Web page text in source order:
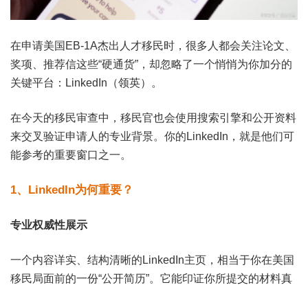
在申请美国EB-1A杰出人才移民时，很多人都会关注论文、
奖项、推荐信这些“硬通货”，却忽略了一个悄悄为你加分的
关键平台：LinkedIn（领英）。
在今天的移民审查中，移民官也会使用搜索引擎和公开资料
来交叉验证申请人的专业背景。你的LinkedIn，就是他们可
能参考的重要窗口之一。
1、LinkedIn为何重要？
专业权威性展示
一个内容详实、结构清晰的LinkedIn主页，相当于你在美国
移民局面前的一份“公开简历”。它能印证你所提交的材料真